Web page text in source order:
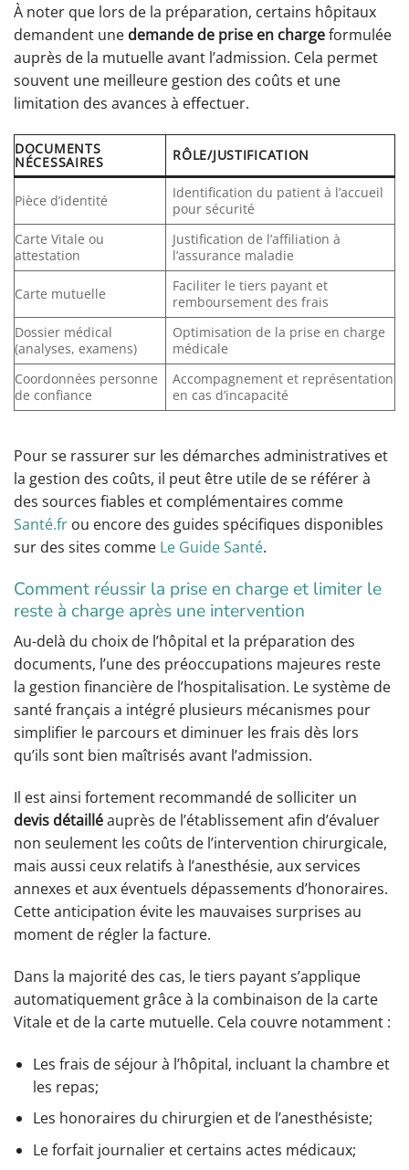
À noter que lors de la préparation, certains hôpitaux
demandent une demande de prise en chargeformulée
auprès de la mutuelle avant l’admission. Cela permet
souvent une meilleure gestion des coûts et une
limitation des avances à effectuer.
DOCUMENTS
NÉCESSAIRES RÔLE/JUSTIFICATION
Pièce d’identité
Identification du patient à l’accueil
pour sécurité
Carte Vitale ou
attestation
Justification de l’affiliation à
l’assurance maladie
Carte mutuelle
Faciliter le tiers payant et
remboursement des frais
Dossier médical
(analyses, examens)
Optimisation de la prise en charge
médicale
Coordonnées personne
de confiance
Accompagnement et représentation
en cas d’incapacité
Pour se rassurer sur les démarches administratives et
la gestion des coûts, il peut être utile de se référer à
des sources fiables et complémentaires comme
Santé.fr ou encore des guides spécifiques disponibles
sur des sites comme Le Guide Santé.
Comment réussir la prise en charge et limiter le
reste à charge après une intervention
Au-delà du choix de l’hôpital et la préparation des
documents, l’une des préoccupations majeures reste
la gestion financière de l’hospitalisation. Le système de
santé français a intégré plusieurs mécanismes pour
simplifier le parcours et diminuer les frais dès lors
qu’ils sont bien maîtrisés avant l’admission.
Il est ainsi fortement recommandé de solliciter un
devis détailléauprès de l’établissement afin d’évaluer
non seulement les coûts de l’intervention chirurgicale,
mais aussi ceux relatifs à l’anesthésie, aux services
annexes et aux éventuels dépassements d’honoraires.
Cette anticipation évite les mauvaises surprises au
moment de régler la facture.
Dans la majorité des cas, le tiers payant s’applique
automatiquement grâce à la combinaison de la carte
Vitale et de la carte mutuelle. Cela couvre notamment :
Les frais de séjour à l’hôpital, incluant la chambre et
les repas;
Les honoraires du chirurgien et de l’anesthésiste;
Le forfait journalier et certains actes médicaux;